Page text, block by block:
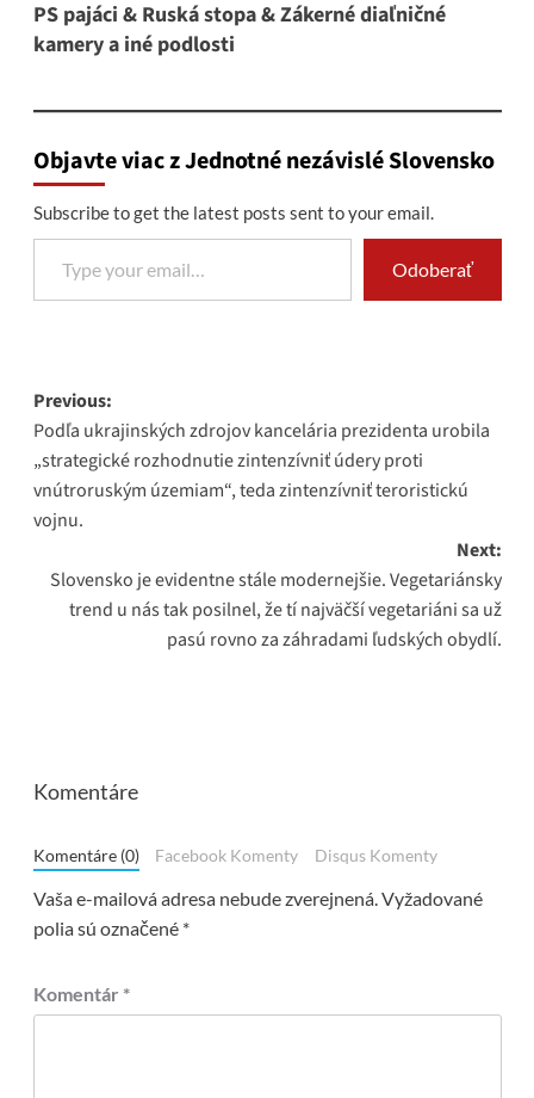
PS pajáci & Ruská stopa & Zákerné diaľničné
kamery a iné podlosti
Objavte viac z Jednotné nezávislé Slovensko
Subscribe to get the latest posts sent to your email.
Type your email…
Odoberať
Post
navigation
Previous:
Podľa ukrajinských zdrojov kancelária prezidenta urobila
„strategické rozhodnutie zintenzívniť údery proti
vnútroruským územiam“, teda zintenzívniť teroristickú
vojnu.
Next:
Slovensko je evidentne stále modernejšie. Vegetariánsky
trend u nás tak posilnel, že tí najväčší vegetariáni sa už
pasú rovno za záhradami ľudských obydlí.
Komentáre
Komentáre (0) Facebook Komenty Disqus Komenty
Vaša e-mailová adresa nebude zverejnená.Vyžadované
polia sú označené *
Komentár *